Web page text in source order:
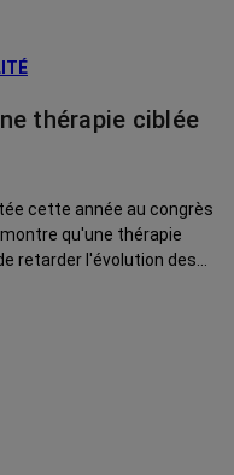
thérapie ciblée
cette année au congrès
qu'une thérapie
retarder l'évolution des